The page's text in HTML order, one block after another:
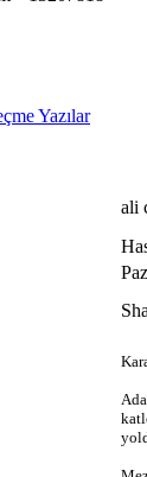
Yazılar
ali